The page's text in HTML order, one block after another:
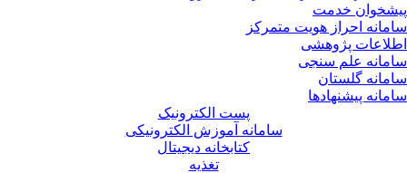
پیشخوان خدمت
سامانه احراز هویت متمرکز
اطلاعات پژوهشی
سامانه علم سنجی
سامانه گلستان
سامانه پیشنهادها
پست الکترونیک
سامانه آموزش الکترونیکی
کتابخانه دیجیتال
تغذیه